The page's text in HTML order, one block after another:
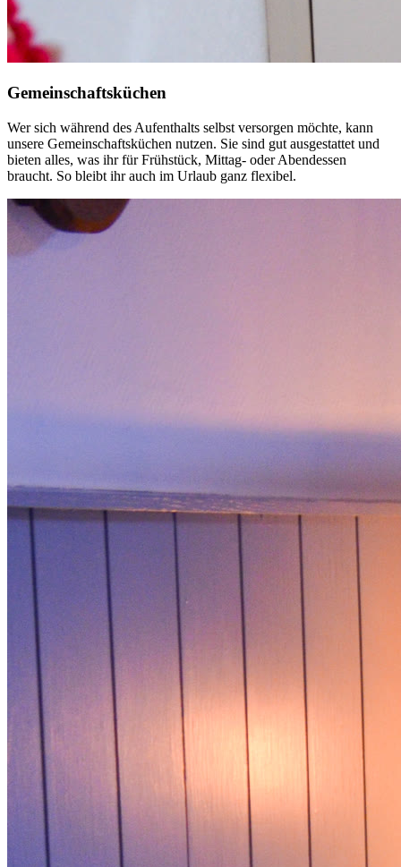
Gemeinschaftsküchen
Wer sich während des Aufenthalts selbst versorgen möchte, kann
unsere Gemeinschaftsküchen nutzen. Sie sind gut ausgestattet und
bieten alles, was ihr für Frühstück, Mittag- oder Abendessen
braucht. So bleibt ihr auch im Urlaub ganz flexibel.